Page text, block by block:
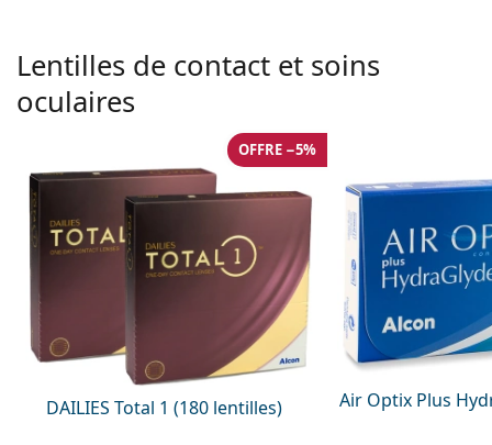
Lentilles de contact et soins
oculaires
DAILIES Total 1 (180 lentilles)
OFFRE −5%
Air Optix Plus